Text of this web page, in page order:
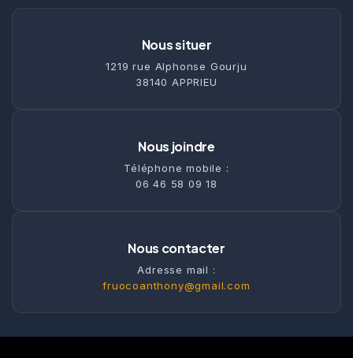
Nous situer
1219 rue Alphonse Gourju
38140 APPRIEU
Nous joindre
Téléphone mobile :
06 46 58 09 18
Nous contacter
Adresse mail :
fruocoanthony@gmail.com